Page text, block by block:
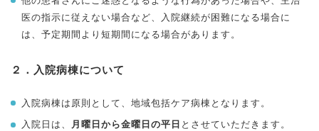
医の指示に従えない場合など、入院継続が困難になる場合に
は、予定期間より短期間になる場合があります。
２．入院病棟について
入院病棟は原則として、地域包括ケア病棟となります。
入院日は、 月曜日から金曜日の平日 とさせていただきます。